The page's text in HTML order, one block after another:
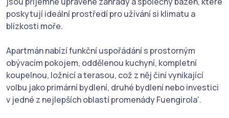
poskytují ideální prostředí pro užívání si klimatu a
blízkosti moře.
Apartmán nabízí funkční uspořádání s prostorným
obývacím pokojem, oddělenou kuchyní, kompletní
koupelnou, ložnicí a terasou, což z něj činí vynikající
volbu jako primární bydlení, druhé bydlení nebo investici
v jedné z nejlepších oblastí promenády Fuengirola'.